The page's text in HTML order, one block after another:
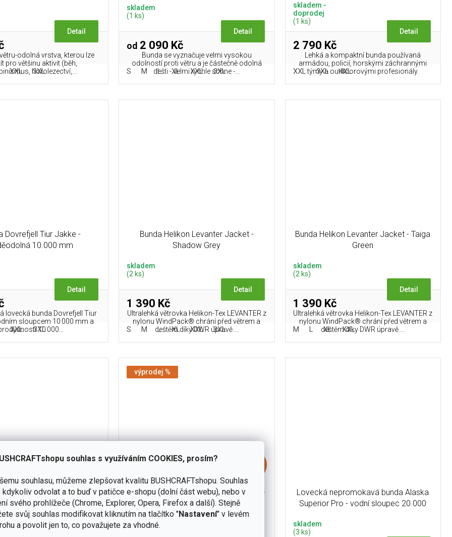
souhlas s využíváním COOKIES, prosím?
souhlasu, můžeme zlepšovat kvalitu BUSHCRAFTshopu. Souhlas
kdykoliv odvolat a to buď v patičce e-shopu (dolní část webu), nebo v
svého prohlížeče (Chrome, Explorer, Opera, Firefox a další). Stejně
svůj souhlas modifikovat kliknutím na tlačítko "Nastavení" v levém
a povolit jen to, co považujete za vhodné.
Detail
odolná vrstva, kterou lze
pro většinu aktivit (běh,
horolezectví,...
XXL 3XL
skladem
(1 ks)
od 2 090 Kč
Detail
Bunda se vyznačuje velmi vysokou
odolností proti větru a je částečně odolná
dešti - velmi rychle schne -...
S M L XL XXL 3XL
skladem -
doprodej
(1 ks)
2 790 Kč
Detail
Lehká a kompaktní bunda používaná
armádou, policií, horskými záchrannými
týmy a outdoorovými profesionály.
XXL 3XL 4XL
Dovrefjell Tiur Jakke -
10.000 mm
Detail
lovecká bunda Dovrefjell Tiur
sloupcem 10 000 mm a
10 000...
XXL 3XL
Bunda Helikon Levanter Jacket -
Shadow Grey
skladem
(2 ks)
1 390 Kč
Detail
Ultralehká větrovka Helikon-Tex LEVANTER z
nylonu WindPack® chrání před větrem a
deštěm díky DWR úpravě....
S M L XL XXL 3XL
Bunda Helikon Levanter Jacket - Taiga
Green
skladem
(2 ks)
1 390 Kč
Detail
Ultralehká větrovka Helikon-Tex LEVANTER z
nylonu WindPack® chrání před větrem a
deštěm díky DWR úpravě....
M L XL XXL
Tex Alpha Tactical
Fleece - Black
výprodej %
Kapuce BUFFALO SYSTEMS DP Hood -
Olive Green
skladem -
doprodej
Lovecká nepromokavá bunda Alaska
Superior Pro - vodní sloupec 20.000
skladem
(3 ks)